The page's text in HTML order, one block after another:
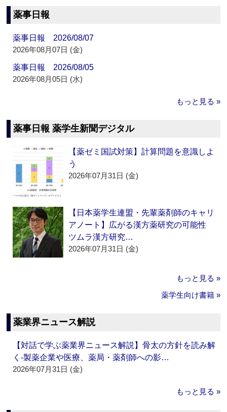
薬事日報
薬事日報 2026/08/07
2026年08月07日 (金)
薬事日報 2026/08/05
2026年08月05日 (水)
もっと見る »
薬事日報 薬学生新聞デジタル
【薬ゼミ国試対策】計算問題を意識しよ
う
2026年07月31日 (金)
【日本薬学生連盟・先輩薬剤師のキャリ
アノート】広がる漢方薬研究の可能性
ツムラ漢方研究…
2026年07月31日 (金)
もっと見る »
薬学生向け書籍 »
薬業界ニュース解説
【対話で学ぶ薬業界ニュース解説】骨太の方針を読み解
く‐製薬企業や医療、薬局・薬剤師への影…
2026年07月31日 (金)
もっと見る »